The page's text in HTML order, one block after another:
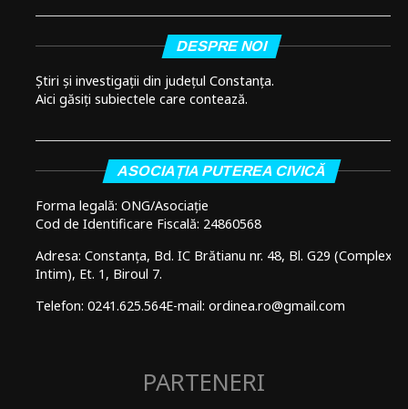
DESPRE NOI
Știri și investigații din județul Constanța.
Aici găsiți subiectele care contează.
ASOCIAȚIA PUTEREA CIVICĂ
Forma legală: ONG/Asociație
Cod de Identificare Fiscală: 24860568
Adresa: Constanța, Bd. IC Brătianu nr. 48, Bl. G29 (Complex
Intim), Et. 1, Biroul 7.
Telefon: 0241.625.564E-mail: ordinea.ro@gmail.com
PARTENERI